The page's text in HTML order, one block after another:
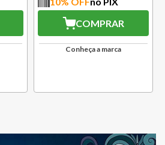
COMPRAR
Conheça a marca